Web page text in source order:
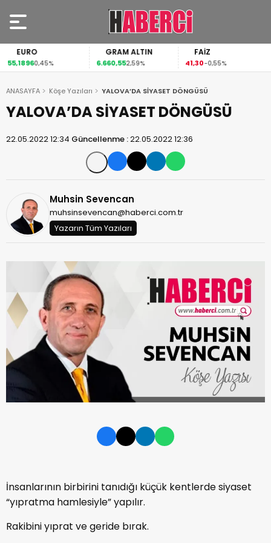
EURO
55,18960,45%
GRAM ALTIN
6.660,552,59%
FAİZ
41,30-0,55%
ANASAYFA Köşe Yazıları YALOVA’DA SİYASET DÖNGÜSÜ
YALOVA’DA SİYASET DÖNGÜSÜ
22.05.2022 12:34 Güncellenme :22.05.2022 12:36
Muhsin Sevencan
muhsinsevencan@haberci.com.tr
Yazarın Tüm Yazıları
İnsanlarının birbirini tanıdığı küçük kentlerde siyaset
“yıpratma hamlesiyle” yapılır.
Rakibini yıprat ve geride bırak.